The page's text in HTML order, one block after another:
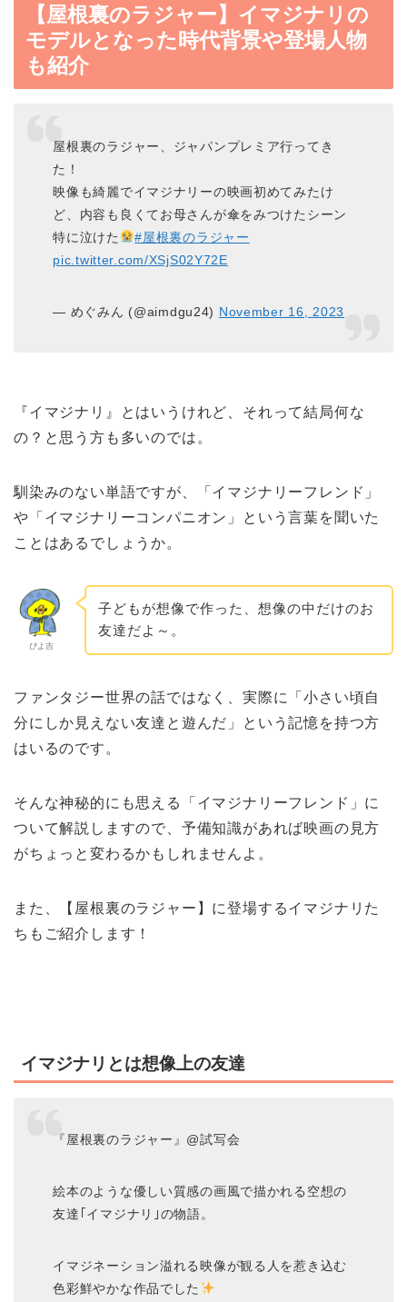
【屋根裏のラジャー】イマジナリの
モデルとなった時代背景や登場人物
も紹介
屋根裏のラジャー、ジャパンプレミア行ってき
た！
映像も綺麗でイマジナリーの映画初めてみたけ
ど、内容も良くてお母さんが傘をみつけたシーン
特に泣けた
#屋根裏のラジャー
pic.twitter.com/XSjS02Y72E
— めぐみん (@aimdgu24) November 16, 2023
『イマジナリ』とはいうけれど、それって結局何な
の？と思う方も多いのでは。
馴染みのない単語ですが、「イマジナリーフレンド」
や「イマジナリーコンパニオン」という言葉を聞いた
ことはあるでしょうか。
ぴよ吉
子どもが想像で作った、想像の中だけのお
友達だよ～。
ファンタジー世界の話ではなく、実際に「小さい頃自
分にしか見えない友達と遊んだ」という記憶を持つ方
はいるのです。
そんな神秘的にも思える「イマジナリーフレンド」に
ついて解説しますので、予備知識があれば映画の見方
がちょっと変わるかもしれませんよ。
また、【屋根裏のラジャー】に登場するイマジナリた
ちもご紹介します！
イマジナリとは想像上の友達
『屋根裏のラジャー』@試写会
絵本のような優しい質感の画風で描かれる空想の
友達｢イマジナリ｣の物語。
イマジネーション溢れる映像が観る人を惹き込む
色彩鮮やかな作品でした